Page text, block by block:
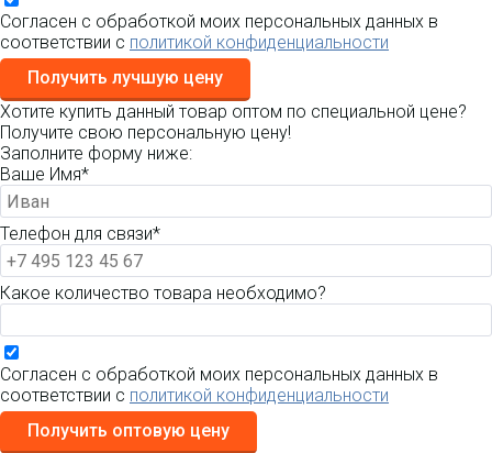
Согласен с обработкой моих персональных данных в
соответствии с политикой конфиденциальности
Получить лучшую цену
Хотите купить данный товар оптом по специальной цене?
Получите свою персональную цену!
Заполните форму ниже:
Ваше Имя*
Телефон для связи*
Какое количество товара необходимо?
Согласен с обработкой моих персональных данных в
соответствии с политикой конфиденциальности
Получить оптовую цену